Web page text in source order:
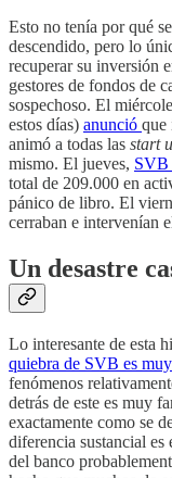
Esto no tenía por qué
descendido, pero lo
recuperar su inversión
gestores de fondos de
sospechoso. El
estos días) anunció que
animó a todas las start
mismo. El jueves, SVB
total de 209.000 en
pánico de libro. El
cerraban e intervenían
Un desastre
Lo interesante de esta
quiebra de SVB es muy
fenómenos
detrás de este es muy
exactamente como se
diferencia sustancial es
del banco